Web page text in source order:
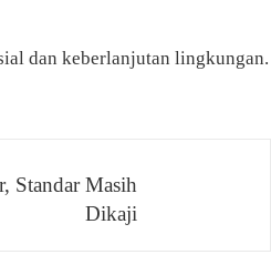
dan keberlanjutan lingkungan.
Standar Masih
Dikaji